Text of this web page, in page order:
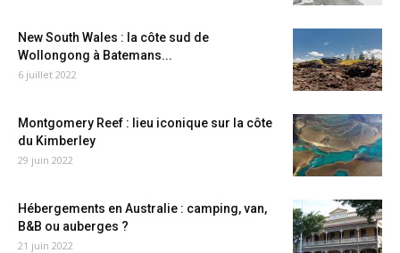
New South Wales : la côte sud de
Wollongong à Batemans...
6 juillet 2022
Montgomery Reef : lieu iconique sur la côte
du Kimberley
29 juin 2022
Hébergements en Australie : camping, van,
B&B ou auberges ?
21 juin 2022